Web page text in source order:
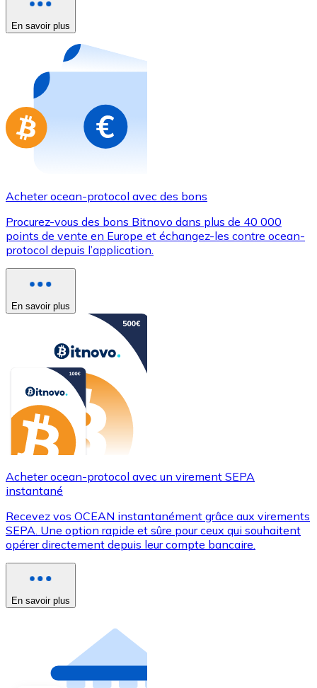
Nouveau
Achetez des cartes-cadeaux de vos marques
Aller à la boutique de cartes-cadeaux
En savoir plus
Acheter ocean-protocol avec des bons
Procurez-vous des bons Bitnovo dans plus de 40 000
points de vente en Europe et échangez-les contre ocean-
protocol depuis l’application.
En savoir plus
Acheter ocean-protocol avec un virement SEPA
instantané
Recevez vos OCEAN instantanément grâce aux virements
SEPA. Une option rapide et sûre pour ceux qui souhaitent
opérer directement depuis leur compte bancaire.
En savoir plus